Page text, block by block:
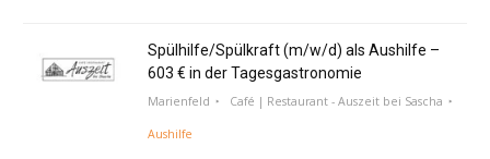
Spülhilfe/Spülkraft (m/w/d) als Aushilfe –
603 € in der Tagesgastronomie
Marienfeld Café | Restaurant - Auszeit bei Sascha
Aushilfe